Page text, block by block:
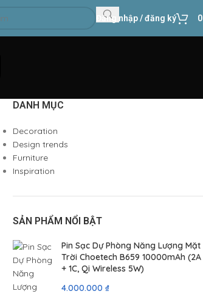
Đăng nhập / đăng ký
DANH MỤC
Decoration
Design trends
Furniture
Inspiration
SẢN PHẨM NỔI BẬT
Pin Sạc Dự Phòng Năng Lượng Mặt
Trời Choetech B659 10000mAh (2A
+ 1C, Qi Wireless 5W)
4.000.000 ₫